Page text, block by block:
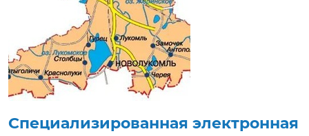
предлагаемыми нанимателями, условиями труда,
а также задать интересующие вопросы,
направить резюме, получить электронную
консультацию, приглашение на собеседование в
режиме реального времени. Электронная
ярмарка вакансий доступна на сайте http://e-
Специализированная электронная